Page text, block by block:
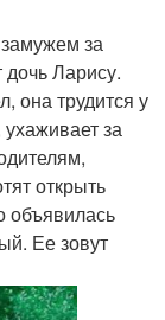
за
Ларису.
она трудится у
за
открыть
объявилась
Ее зовут